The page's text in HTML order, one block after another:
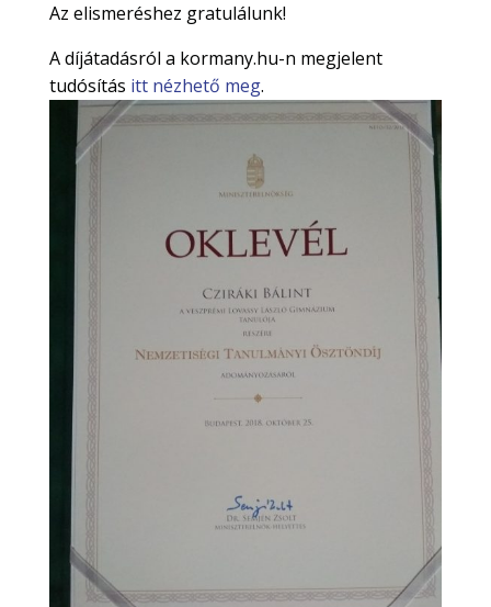
Az elismeréshez gratulálunk!
A díjátadásról a kormany.hu-n megjelent
tudósítás itt nézhető meg.